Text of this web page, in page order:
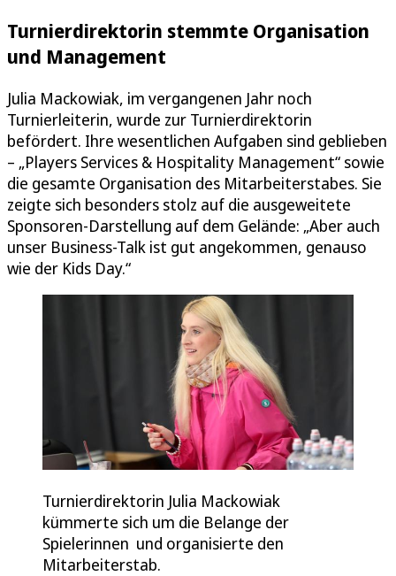
Turnierdirektorin stemmte Organisation
und Management
Julia Mackowiak, im vergangenen Jahr noch
Turnierleiterin, wurde zur Turnierdirektorin
befördert. Ihre wesentlichen Aufgaben sind geblieben
– „Players Services & Hospitality Management“ sowie
die gesamte Organisation des Mitarbeiterstabes. Sie
zeigte sich besonders stolz auf die ausgeweitete
Sponsoren-Darstellung auf dem Gelände: „Aber auch
unser Business-Talk ist gut angekommen, genauso
wie der Kids Day.“
Turnierdirektorin Julia Mackowiak
kümmerte sich um die Belange der
Spielerinnen und organisierte den
Mitarbeiterstab.